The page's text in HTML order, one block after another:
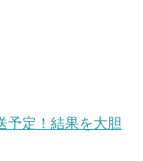
予定！結果を大胆